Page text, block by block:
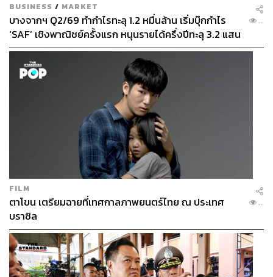
BUSINESS / MARKET
บางจากฯ Q2/69 ทำกำไรทะลุ 1.2 หมื่นล้าน เริ่มบุ๊กกำไร
‘SAF’ เชิงพาณิชย์ครั้งแรก หนุนรายได้ครึ่งปีทะลุ 3.2 แสน
ล้าน
...
FILM
ตาโขน เตรียมฉายที่เทศกาลภาพยนตร์ไทย ณ ประเทศ
บราซิล
...